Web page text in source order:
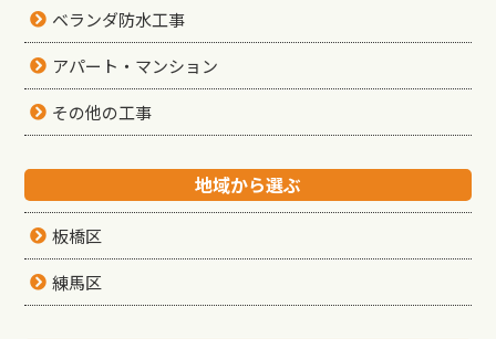
ベランダ防水工事
アパート・マンション
その他の工事
地域から選ぶ
板橋区
練馬区